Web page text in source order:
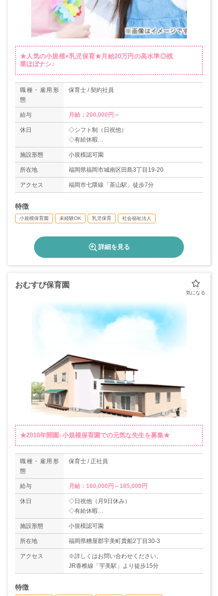
★人気の小規模×乳児保育★月給20万円の高水準◎残
業ほぼナシ♪
職種・雇用形
態
保育士 / 契約社員
給与 月給：200,000円～
休日
◇シフト制（日祝他）
◇有給休暇
◇育休取得実績あり
＊年間休日数106日
施設形態 小規模認可園
所在地 福岡県福岡市城南区田島3丁目19-20
アクセス 福岡市七隈線「茶山駅」徒歩7分
特徴
小規模保育園 未経験OK 乳児保育 社会福祉法人
詳細を見る
おむすび保育園
★2018年開園♪小規模保育園での元気な先生を募集★
職種・雇用形
態
保育士 / 正社員
給与 月給：160,000円～185,000円
休日
◇日祝他（月9日休み）
◇有給休暇
◇年間休日数108日
施設形態 小規模認可園
所在地 福岡県糟屋郡宇美町貴船2丁目30-3
アクセス
※詳しくはお問い合わせください。
JR香椎線「宇美駅」より徒歩15分
特徴